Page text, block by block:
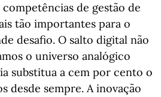
de gestão de
tão importantes para o
desafio. O salto digital não
o universo analógico
substitua a cem por cento o
desde sempre. A inovação